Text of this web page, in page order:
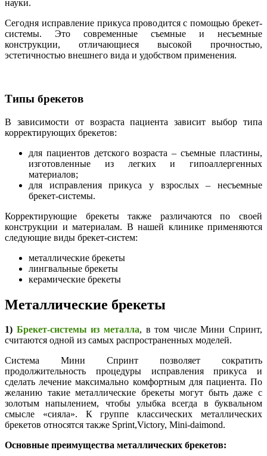
науки.
Сегодня исправление прикуса проводится с помощью брекет-
системы. Это современные съемные и несъемные
конструкции, отличающиеся высокой прочностью,
эстетичностью внешнего вида и удобством применения.
Типы брекетов
В зависимости от возраста пациента зависит выбор типа
корректирующих брекетов:
для пациентов детского возраста – съемные пластины,
изготовленные из легких и гипоаллергенных
материалов;
для исправления прикуса у взрослых – несъемные
брекет-системы.
Корректирующие брекеты также различаются по своей
конструкции и материалам. В нашей клинике применяются
следующие виды брекет-систем:
металлические брекеты
лингвальные брекеты
керамические брекеты
Металлические брекеты
1) Брекет-системы из металла, в том числе Мини Спринт,
считаются одной из самых распространенных моделей.
Система Мини Спринт позволяет сократить
продолжительность процедуры исправления прикуса и
сделать лечение максимально комфортным для пациента. По
желанию такие металлические брекеты могут быть даже с
золотым напылением, чтобы улыбка всегда в буквальном
смысле «сияла». К группе классических металлических
брекетов относятся также Sprint,Victory, Mini-daimond.
Основные преимущества металлических брекетов: